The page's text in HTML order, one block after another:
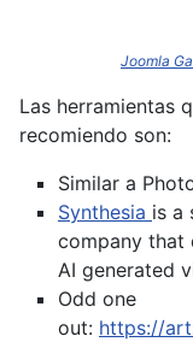
Joomla
Las herramientas
recomiendo son:
Similar a
Synthesia is a
company that
AI generated
Odd one
out: https://